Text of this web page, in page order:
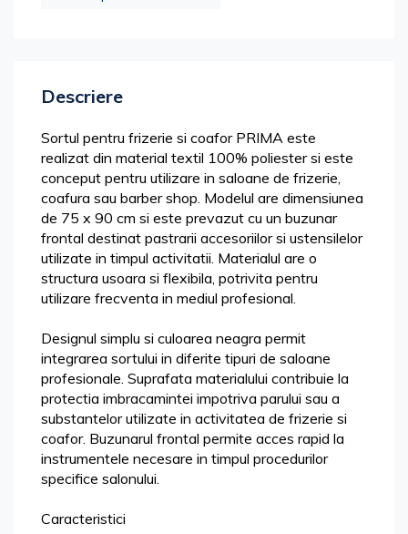
Descriere
Sortul pentru frizerie si coafor PRIMA este
realizat din material textil 100% poliester si este
conceput pentru utilizare in saloane de frizerie,
coafura sau barber shop. Modelul are dimensiunea
de 75 x 90 cm si este prevazut cu un buzunar
frontal destinat pastrarii accesoriilor si ustensilelor
utilizate in timpul activitatii. Materialul are o
structura usoara si flexibila, potrivita pentru
utilizare frecventa in mediul profesional.
Designul simplu si culoarea neagra permit
integrarea sortului in diferite tipuri de saloane
profesionale. Suprafata materialului contribuie la
protectia imbracamintei impotriva parului sau a
substantelor utilizate in activitatea de frizerie si
coafor. Buzunarul frontal permite acces rapid la
instrumentele necesare in timpul procedurilor
specifice salonului.
Caracteristici